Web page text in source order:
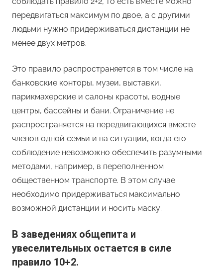
передвигаться максимум по двое, а с другими
людьми нужно придерживаться дистанции не
менее двух метров.
Это правило распространяется в том числе на
банковские конторы, музеи, выставки,
парикмахерские и салоны красоты, водные
центры, бассейны и бани. Ограничение не
распространяется на передвигающихся вместе
членов одной семьи и на ситуации, когда его
соблюдение невозможно обеспечить разумными
методами, например, в переполненном
общественном транспорте. В этом случае
необходимо придерживаться максимально
возможной дистанции и носить маску.
В заведениях общепита и
увеселительных остается в силе
правило 10+2.